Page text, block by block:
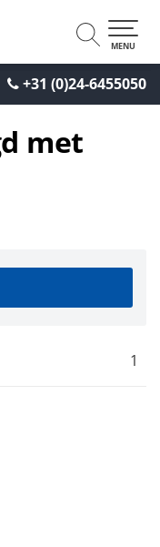
+31 (0)24-6455050
MENU
met
1